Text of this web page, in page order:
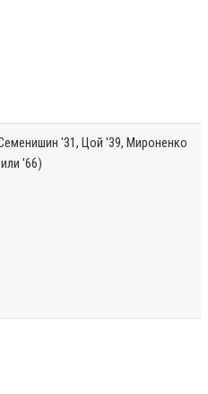
'31, Цой '39, Мироненко
'66)